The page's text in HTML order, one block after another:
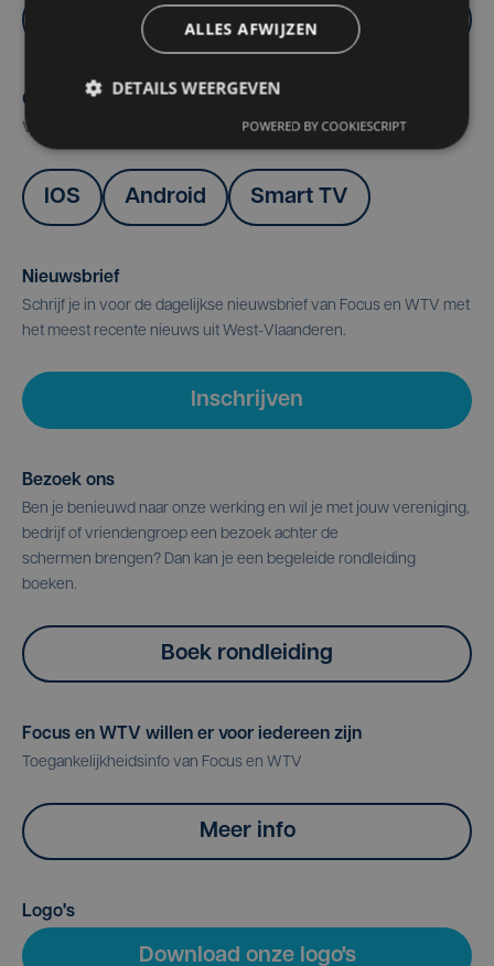
Meer info
Onze apps
Volg Focus & WTV op je smartphone, tablet of smart TV.
IOS Android Smart TV
Nieuwsbrief
Schrijf je in voor de dagelijkse nieuwsbrief van Focus en WTV met
het meest recente nieuws uit West-Vlaanderen.
Inschrijven
Bezoek ons
Ben je benieuwd naar onze werking en wil je met jouw vereniging,
bedrijf of vriendengroep een bezoek achter de
schermen brengen? Dan kan je een begeleide rondleiding
boeken.
Boek rondleiding
Focus en WTV willen er voor iedereen zijn
Toegankelijkheidsinfo van Focus en WTV
Meer info
Logo's
Download onze logo's
ALLES AFWIJZEN
DETAILS WEERGEVEN
POWERED BY COOKIESCRIPT